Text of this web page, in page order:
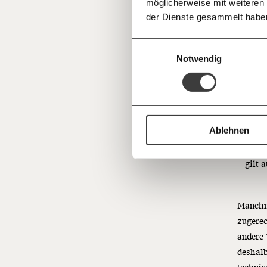
möglicherweise mit
der Dienste gesammelt
Notwendig
Ablehnen
Deine Spende absetzen:Fragen und
und
vor
das
gilt